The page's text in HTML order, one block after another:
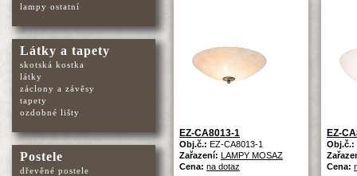
EZ-CA8013-1
Obj.č.: EZ-CA8013-1
Zařazení: LAMPY MOSAZ
Cena: na dotaz
EZ-
Obj.č.:
Cena:
lampy ostatní
Látky a tapety
skotská kostka
látky
záclony a závěsy
tapety
ozdobné lišty
Postele
dřevěné postele